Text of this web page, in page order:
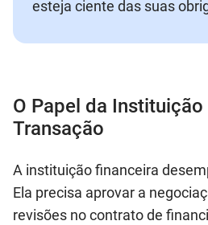
esteja ciente das suas
O Papel da Instituição
Transação
A instituição financeira
Ela precisa aprovar a
revisões no contrato de